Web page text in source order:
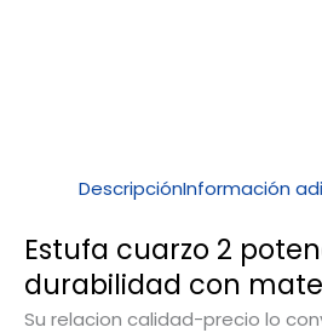
DescripciónInformación
Estufa cuarzo 2
durabilidad con
Su relacion calidad-precio lo